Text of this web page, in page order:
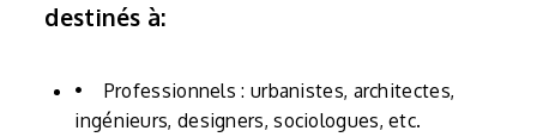
destinés à:
• Professionnels : urbanistes, architectes,
ingénieurs, designers, sociologues, etc.